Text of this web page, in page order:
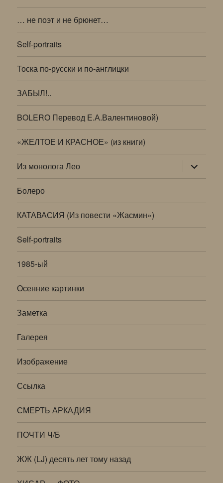
… не поэт и не брюнет…
Self-portraits
Тоска по-русски и по-англицки
ЗАБЫЛ!..
BOLERO Перевод Е.А.Валентиновой)
«ЖЕЛТОЕ И КРАСНОЕ» (из книги)
Из монолога Лео раскрыть
дочернее
меню
Болеро
КАТАВАСИЯ (Из повести «Жасмин»)
Self-portraits
1985-ый
Осенние картинки
Заметка
Галерея
Изображение
Ссылка
СМЕРТЬ АРКАДИЯ
ПОЧТИ Ч/Б
ЖЖ (LJ) десять лет тому назад